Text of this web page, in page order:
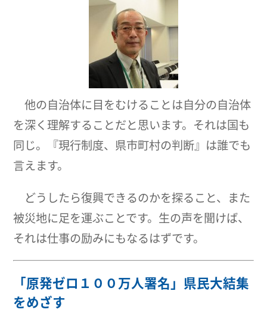
他の自治体に目をむけることは自分の自治体
を深く理解することだと思います。それは国も
同じ。『現行制度、県市町村の判断』は誰でも
言えます。
どうしたら復興できるのかを探ること、また
被災地に足を運ぶことです。生の声を聞けば、
それは仕事の励みにもなるはずです。
「原発ゼロ１００万人署名」県民大結集
をめざす